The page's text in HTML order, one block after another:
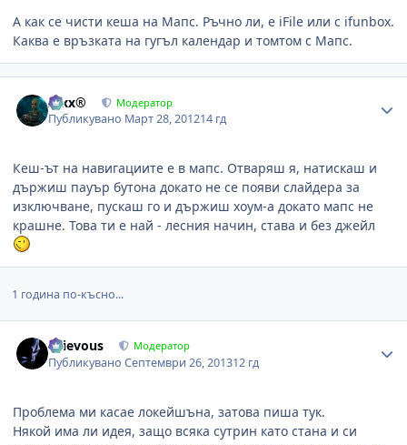
А как се чисти кеша на Мапс. Ръчно ли, е iFile или с ifunbox.
Каква е връзката на гугъл календар и томтом с Мапс.
Alxx® Модератор
Публикувано Март 28, 201214 гд
Кеш-ът на навигациите е в мапс. Отваряш я, натискаш и
държиш пауър бутона докато не се появи слайдера за
изключване, пускаш го и държиш хоум-а докато мапс не
крашне. Това ти е най - лесния начин, става и без джейл
1 година по-късно...
Grievous Модератор
ПубликуваноСептември 26, 201312 гд
Проблема ми касае локейшъна, затова пиша тук.
Някой има ли идея, защо всяка сутрин като стана и си